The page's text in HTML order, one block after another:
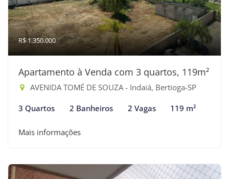
R$ 1.350.000
Apartamento à Venda com 3 quartos, 119m²
AVENIDA TOMÉ DE SOUZA - Indaiá, Bertioga-SP
3 Quartos 2 Banheiros 2 Vagas 119 m²
Mais informações